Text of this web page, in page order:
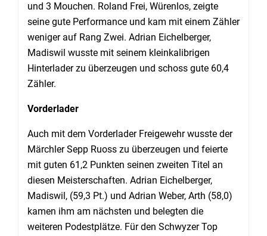
und 3 Mouchen. Roland Frei, Würenlos, zeigte
seine gute Performance und kam mit einem Zähler
weniger auf Rang Zwei. Adrian Eichelberger,
Madiswil wusste mit seinem kleinkalibrigen
Hinterlader zu überzeugen und schoss gute 60,4
Zähler.
Vorderlader
Auch mit dem Vorderlader Freigewehr wusste der
Märchler Sepp Ruoss zu überzeugen und feierte
mit guten 61,2 Punkten seinen zweiten Titel an
diesen Meisterschaften. Adrian Eichelberger,
Madiswil, (59,3 Pt.) und Adrian Weber, Arth (58,0)
kamen ihm am nächsten und belegten die
weiteren Podestplätze. Für den Schwyzer Top